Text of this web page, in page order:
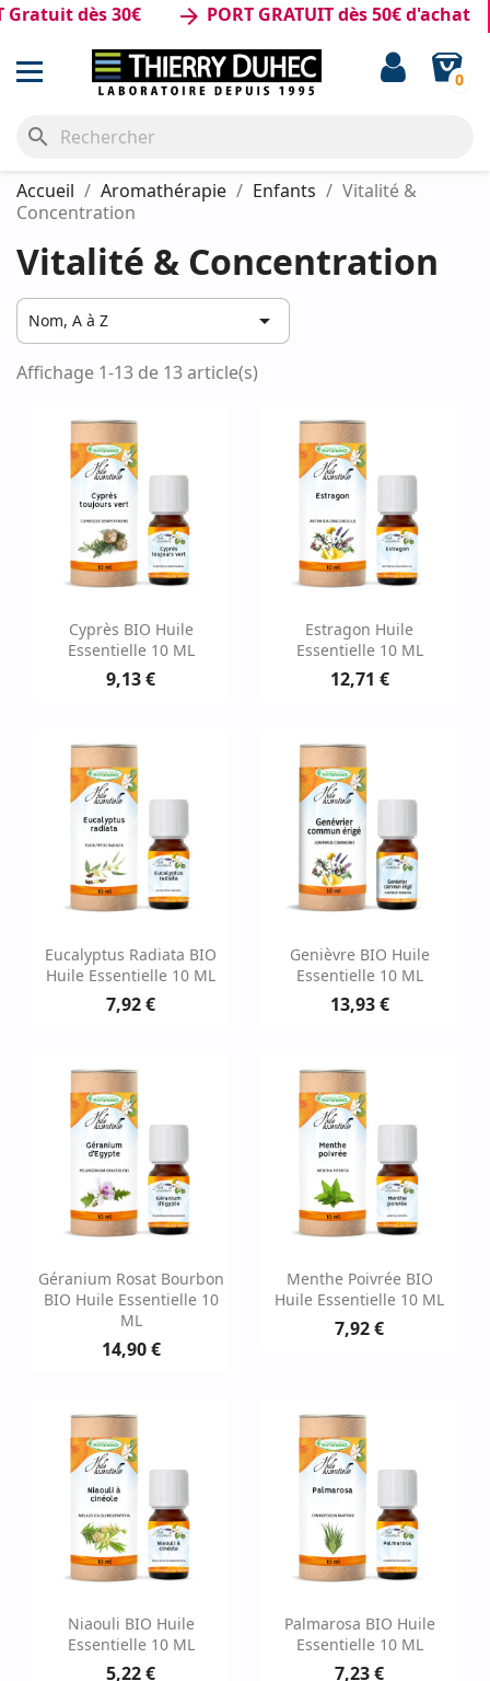
dès 30€ arrow_forwardPORT GRATUIT dès 50€ d'achat
0
search
Accueil Aromathérapie Enfants
Vitalité &
Concentration
Vitalité & Concentration
Nom, A à Z 
Affichage 1-13 de 13 article(s)
Cyprès BIO Huile
Essentielle 10 ML
9,13 €
Estragon Huile
Essentielle 10 ML
12,71 €
Eucalyptus Radiata BIO
Huile Essentielle 10 ML
7,92 €
Genièvre BIO Huile
Essentielle 10 ML
13,93 €
Géranium Rosat Bourbon
BIO Huile Essentielle 10
ML
14,90 €
Menthe Poivrée BIO
Huile Essentielle 10 ML
7,92 €
Niaouli BIO Huile
Essentielle 10 ML
5,22 €
Palmarosa BIO Huile
Essentielle 10 ML
7,23 €